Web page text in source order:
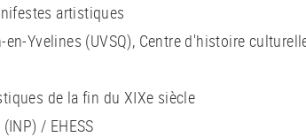
artistiques
Yvelines (UVSQ), Centre d'histoire
de la fin du XIXe siècle
/ EHESS